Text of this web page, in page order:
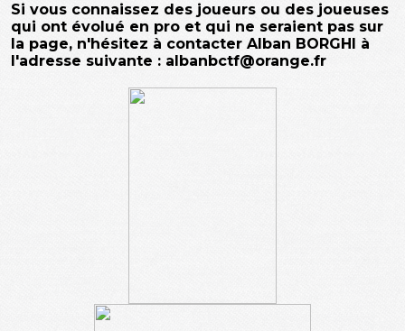
Si vous connaissez des joueurs ou des joueuses
qui ont évolué en pro et qui ne seraient pas sur
la page, n'hésitez à contacter Alban BORGHI à
l'adresse suivante : albanbctf@orange.fr